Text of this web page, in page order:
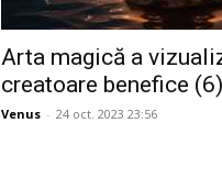
Arta magică a
creatoare benefice
Venus - 24 oct. 2023 23:56